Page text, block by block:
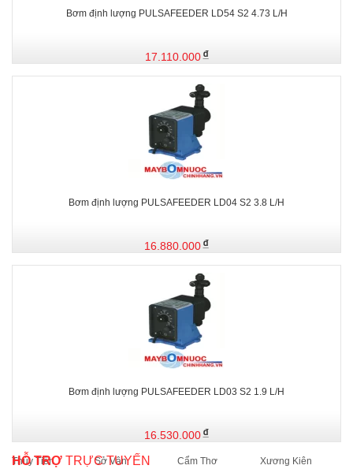
Bơm định lượng PULSAFEEDER LD54 S2 4.73 L/H
17.110.000
Bơm định lượng PULSAFEEDER LD04 S2 3.8 L/H
16.880.000
Bơm định lượng PULSAFEEDER LD03 S2 1.9 L/H
16.530.000
HỖ TRỢ TRỰC TUYẾN
Thủy Tiên
Sở Vân
Cẩm Thơ
Xương Kiên